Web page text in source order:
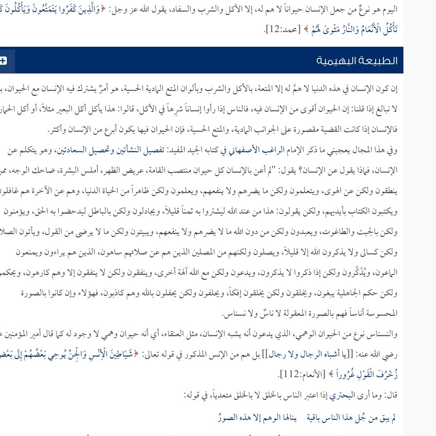
اليوم هو نوعٌ من جعل الإنسان حيواناً لا هم له، إلا الأكل والشرب والسفاد، يقول الله عز وجل: وَالَّذِينَ كَفَرُوا يَتَمَتَّعُونَ وَيَأْكُلُونَ
تَأْكُلُ الْأَنْعَامُ وَالنَّارُ مَثْوىً لَهُمْ
[محمد:12].
الطبيعة البهيمية
إن كون الإنسان في هذه الدنيا لا همَّ له إلا المتعة، بالأكل والشرب وبألوان المتع المادية الحسية، هو أمرٌ يشترك فيه الإنسان مع
لا نبالغ إذا قلنا: إن الحيوان أقوى من الإنسان فيه، فالناس إذا رأوا إنساناً شرِهاً في الأكل، قالوا: هذا يأكل أكل البعير مثلاً، أو أكل
فالإنسان إذا كانت القضية مقصورة على الجوانب المادية، والمتع الحسية، فإن الحيوان فيها يكون أبرع من الإنسان وأكثر.
وفي هذا المجال يعجبني ما ذكر الإمامالراغب الأصفهانيفي كتابه الجيد المفيد:تفصيل النشأتين وتحصيل السعادتين، وهو يتكلم عن
الإنسان، فماذا يقول عن الإنسان؟ يقول: "لم أعن بالإنسان كل حيوان منتصب القامة، عريض الظهر، أملس البشرة، ضاحك الوجه،
ينطقون ولكن عن الهوى، ويتعلمون ولكن ما يضرهم ولا ينفعهم، ويعلمون ولكن ظاهراً من الحياة الدنيا، وهم عن الآخرة هم
ويكتبون الكتاب بأيديهم، ولكن يقولون: هذا من عند الله ليشتروا به ثمناً قليلاً، ويجادلون ولكن بالباطل ليدحضوا به الحق، ويؤمنون
ولكن بالجبت والطاغوت، ويعبدون ولكن من دون الله ما لا يضرهم ولا ينفعهم، ويبيتون ولكن ما لا يرضى من القول، ويأتون
ولكن كسالى ولا يذكرون الله إلا قليلاً، ويصلون ولكنهم من المصلين الذين هم عن صلاتهم ساهون، الذين هم يراءون ويمنعون
الماعون، ويُذَكَّرون ولكن إذا ذكروا لا يذكرون، ويدعون ولكن مع الله آلهة أخرى، وينفقون ولكن لا ينفقون إلا وهم كارهون،
ولكن حكم الجاهلية يبغون، ويخلقون ولكن يخلقون إفكاً، ويحلفون ولكن يحفلون بالله وهم كاذبون، فهؤلاء وإن كانوا بالصورة
المحسوسة أناساً فهم بالصورة المعقولة لا ناسٌ ولا نسناس.
والنسناس نوع من الحيوان الوهمي، الذي يدعون أنه يشبه الإنسان، مثل العنقاء، أي أنه حيوان وهمي لا وجود له كما قال أمير المؤمنين
رضي الله عنه: [[يا أشباه الرجال ولا رجال]] بل هم من الإنس المذكور في قوله تعالى: شَيَاطِينَ الْأِنْسِ وَالْجِنِّ يُوحِي بَعْضُهُمْ إِلَى
زُخْرُفَ الْقَوْلِ غُرُوراً [الأنعام:112].
قال: وما أرىالبحتريإذا اعتبر الناس بالخلق لا بالخلق متعدياً، في قوله:
لم يبق من جُل هذا الناس باقية ينالها الوهم إلا هذه الصورُ